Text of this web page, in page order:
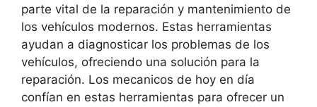
parte vital de la reparación y mantenimiento de
los vehículos modernos. Estas herramientas
ayudan a diagnosticar los problemas de los
vehículos, ofreciendo una solución para la
reparación. Los mecanicos de hoy en día
confían en estas herramientas para ofrecer un